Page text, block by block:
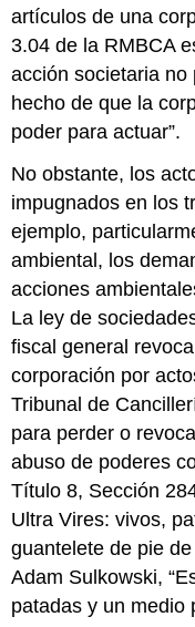
artículos de una
3.04 de la RMBCA
acción societaria no
hecho de que la
poder para actuar”.
No obstante, los
impugnados en los
ejemplo,
ambiental, los
acciones
La ley de
fiscal general
corporación por
Tribunal de
para perder o
abuso de poderes
Título 8, Sección
Ultra Vires: vivos,
guantelete de pie
Adam Sulkowski,
patadas y un medio